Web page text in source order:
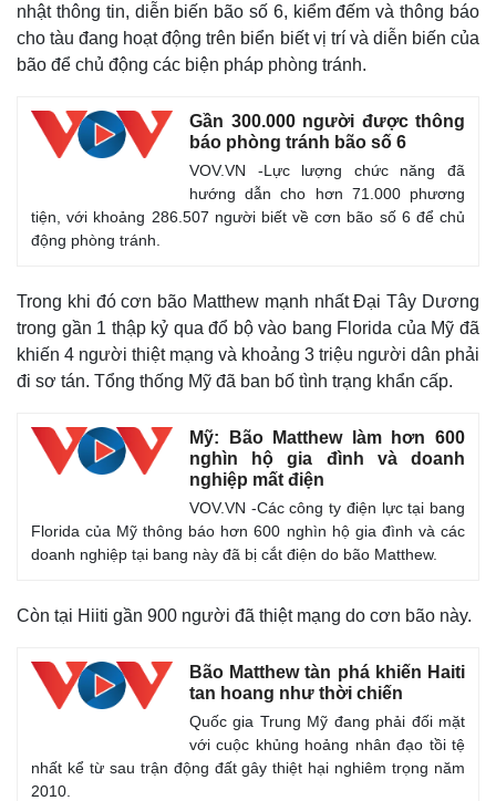
Pháp luật
Vụ án
Tư vấn luật
Quân sự - Quốc phòng
Vũ khí
Việt Nam
Phân tích
nhật thông tin, diễn biến bão số 6, kiểm đếm và thông báo
cho tàu đang hoạt động trên biển biết vị trí và diễn biến của
bão để chủ động các biện pháp phòng tránh.
Gần 300.000 người được thông
báo phòng tránh bão số 6
VOV.VN -Lực lượng chức năng đã
hướng dẫn cho hơn 71.000 phương
tiện, với khoảng 286.507 người biết về cơn bão số 6 để chủ
động phòng tránh.
Trong khi đó cơn bão Matthew mạnh nhất Đại Tây Dương
trong gần 1 thập kỷ qua đổ bộ vào bang Florida của Mỹ đã
khiến 4 người thiệt mạng và khoảng 3 triệu người dân phải
đi sơ tán. Tổng thống Mỹ đã ban bố tình trạng khẩn cấp.
Mỹ: Bão Matthew làm hơn 600
nghìn hộ gia đình và doanh
nghiệp mất điện
VOV.VN -Các công ty điện lực tại bang
Florida của Mỹ thông báo hơn 600 nghìn hộ gia đình và các
doanh nghiệp tại bang này đã bị cắt điện do bão Matthew.
Còn tại Hiiti gần 900 người đã thiệt mạng do cơn bão này.
Bão Matthew tàn phá khiến Haiti
tan hoang như thời chiến
Quốc gia Trung Mỹ đang phải đối mặt
với cuộc khủng hoảng nhân đạo tồi tệ
nhất kể từ sau trận động đất gây thiệt hại nghiêm trọng năm
2010.